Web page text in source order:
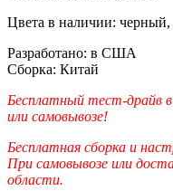
Цвета в наличии: черный,
Разработано: в США
Сборка: Китай
Бесплатный тест-драйв
или самовывозе!
Бесплатная сборка и
При самовывозе или
области.